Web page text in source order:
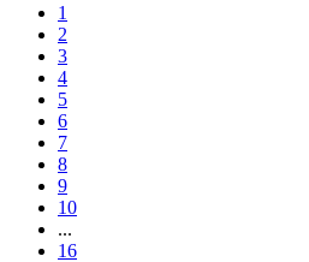
1
2
3
4
5
6
7
8
9
10
...
16